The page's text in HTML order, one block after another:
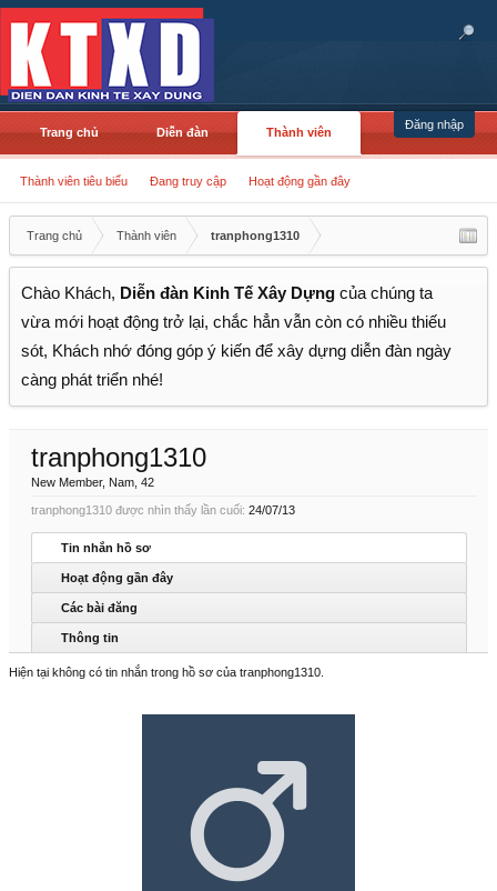
Đăng nhập
Trang chủ Diễn đàn Thành viên
Thành viên tiêu biểu Đang truy cập Hoạt động gần đây
Trang chủ Thành viên tranphong1310
Chào Khách, Diễn đàn Kinh Tế Xây Dựng của chúng ta
vừa mới hoạt động trở lại, chắc hẳn vẫn còn có nhiều thiếu
sót, Khách nhớ đóng góp ý kiến để xây dựng diễn đàn ngày
càng phát triển nhé!
tranphong1310
New Member, Nam, 42
tranphong1310 được nhìn thấy lần cuối: 24/07/13
Tin nhắn hồ sơ
Hoạt động gần đây
Các bài đăng
Thông tin
Hiện tại không có tin nhắn trong hồ sơ của tranphong1310.